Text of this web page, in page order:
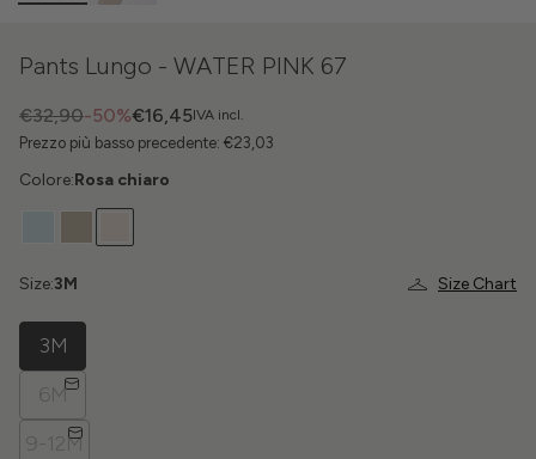
Pants Lungo - WATER PINK 67
IVA incl.
-50%
€32,90 €16,45
Prezzo più basso precedente: €23,03
Colore:Rosa chiaro
Size Chart
Size:3M
3M
6M
9-12M